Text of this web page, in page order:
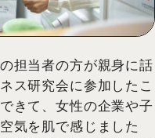
担当者の方が親身に話
ス研究会に参加したこ
きて、女性の企業や子
気を肌で感じました